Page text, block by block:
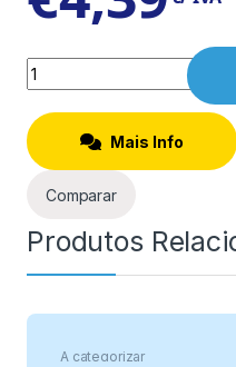
Quantity
Mais Info
Comparar
Produtos
A categorizar